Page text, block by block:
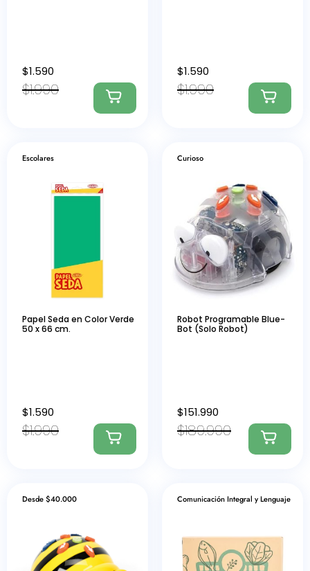
$1.990
$1.590
$1.990
$1.590
Escolares
Papel Seda en Color Verde
50 x 66 cm.
$1.990
$1.590
Curioso
Robot Programable Blue-
Bot (Solo Robot)
$189.990
$151.990
Desde $40.000 Comunicación Integral y Lenguaje